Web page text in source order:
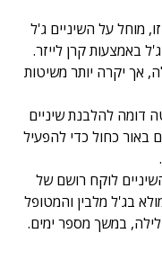
מוחל על השיניים ג'ל
באמצעות קרן לייזר.
אך יקרה יותר משיטות
דומה להלבנת שיניים
באור כחול כדי להפעיל
לוקח רושם של
בג'ל מלבין והמטופל
במשך מספר ימים.